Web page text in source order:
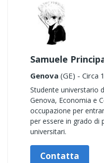
Samuele
Genova (GE) - Circa
Studente universtario
Genova, Economia e
occupazione per
per essere in grado di
universitari.
Contatta